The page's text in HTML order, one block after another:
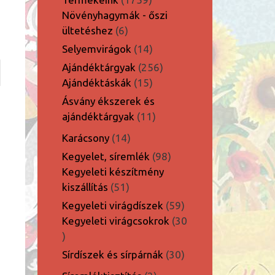
termék
Növényhagymák - őszi
ültetéshez 66
termék
Selyemvirágok 1414
termék
Ajándéktárgyak 256256
Ajándéktáskák 1515
termék
Ásvány ékszerek és
ajándéktárgyak
1111
Karácsony 1414
termék
Kegyelet, síremlék 9898
Kegyeleti készítmény
kiszállítás 5151
termék
Kegyeleti virágdíszek 5959
termék
Kegyeleti virágcsokrok 30
30
termék
Sírdíszek és sírpárnák 3030